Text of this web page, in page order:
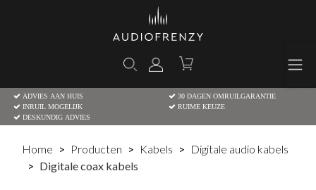
ADVIES AAN HUIS
30 DAGEN OMRUILGARANTIE
INRUIL MOGELIJK
RUIME KEUZE
DESKUNDIG ADVIES
Home Producten Kabels
Digitale audio kabels
Digitale coax kabels